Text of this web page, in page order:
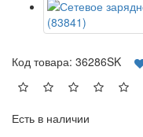
Код товара: 36286SK
Есть в наличии